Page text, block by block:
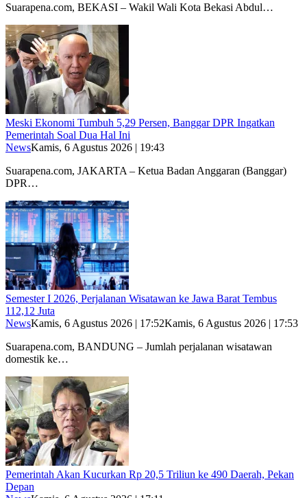
Suarapena.com, BEKASI – Wakil Wali Kota Bekasi Abdul…
Meski Ekonomi Tumbuh 5,29 Persen, Banggar DPR Ingatkan
Pemerintah Soal Dua Hal Ini
NewsKamis, 6 Agustus 2026 | 19:43
Suarapena.com, JAKARTA – Ketua Badan Anggaran (Banggar)
DPR…
Semester I 2026, Perjalanan Wisatawan ke Jawa Barat Tembus
112,12 Juta
NewsKamis, 6 Agustus 2026 | 17:52Kamis, 6 Agustus 2026 | 17:53
Suarapena.com, BANDUNG – Jumlah perjalanan wisatawan
domestik ke…
Pemerintah Akan Kucurkan Rp 20,5 Triliun ke 490 Daerah, Pekan
Depan